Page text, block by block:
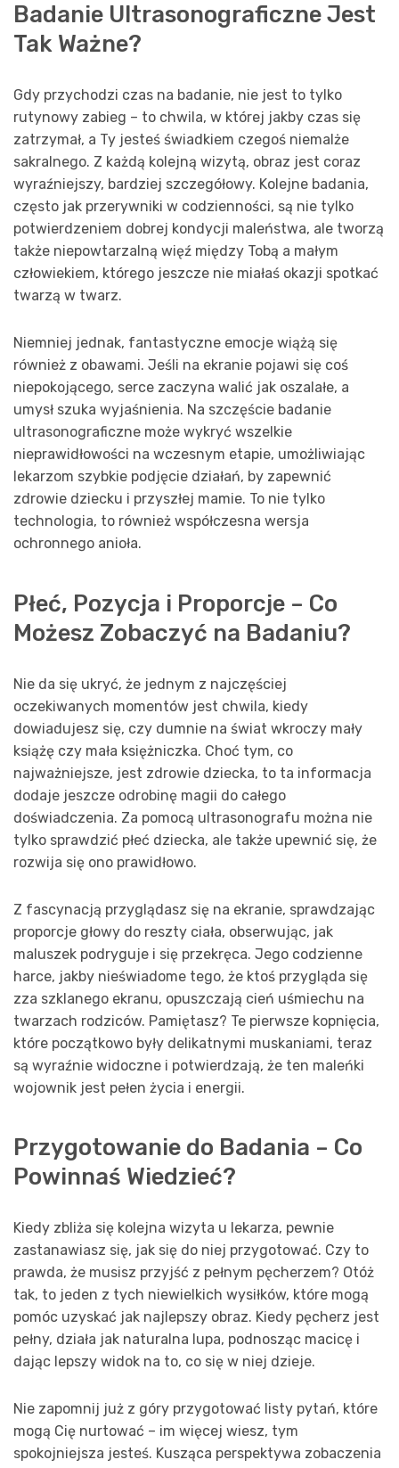
Badanie Ultrasonograficzne Jest
Tak Ważne?
Gdy przychodzi czas na badanie, nie jest to tylko
rutynowy zabieg – to chwila, w której jakby czas się
zatrzymał, a Ty jesteś świadkiem czegoś niemalże
sakralnego. Z każdą kolejną wizytą, obraz jest coraz
wyraźniejszy, bardziej szczegółowy. Kolejne badania,
często jak przerywniki w codzienności, są nie tylko
potwierdzeniem dobrej kondycji maleństwa, ale tworzą
także niepowtarzalną więź między Tobą a małym
człowiekiem, którego jeszcze nie miałaś okazji spotkać
twarzą w twarz.
Niemniej jednak, fantastyczne emocje wiążą się
również z obawami. Jeśli na ekranie pojawi się coś
niepokojącego, serce zaczyna walić jak oszalałe, a
umysł szuka wyjaśnienia. Na szczęście badanie
ultrasonograficzne może wykryć wszelkie
nieprawidłowości na wczesnym etapie, umożliwiając
lekarzom szybkie podjęcie działań, by zapewnić
zdrowie dziecku i przyszłej mamie. To nie tylko
technologia, to również współczesna wersja
ochronnego anioła.
Płeć, Pozycja i Proporcje – Co
Możesz Zobaczyć na Badaniu?
Nie da się ukryć, że jednym z najczęściej
oczekiwanych momentów jest chwila, kiedy
dowiadujesz się, czy dumnie na świat wkroczy mały
książę czy mała księżniczka. Choć tym, co
najważniejsze, jest zdrowie dziecka, to ta informacja
dodaje jeszcze odrobinę magii do całego
doświadczenia. Za pomocą ultrasonografu można nie
tylko sprawdzić płeć dziecka, ale także upewnić się, że
rozwija się ono prawidłowo.
Z fascynacją przyglądasz się na ekranie, sprawdzając
proporcje głowy do reszty ciała, obserwując, jak
maluszek podryguje i się przekręca. Jego codzienne
harce, jakby nieświadome tego, że ktoś przygląda się
zza szklanego ekranu, opuszczają cień uśmiechu na
twarzach rodziców. Pamiętasz? Te pierwsze kopnięcia,
które początkowo były delikatnymi muskaniami, teraz
są wyraźnie widoczne i potwierdzają, że ten maleńki
wojownik jest pełen życia i energii.
Przygotowanie do Badania – Co
Powinnaś Wiedzieć?
Kiedy zbliża się kolejna wizyta u lekarza, pewnie
zastanawiasz się, jak się do niej przygotować. Czy to
prawda, że musisz przyjść z pełnym pęcherzem? Otóż
tak, to jeden z tych niewielkich wysiłków, które mogą
pomóc uzyskać jak najlepszy obraz. Kiedy pęcherz jest
pełny, działa jak naturalna lupa, podnosząc macicę i
dając lepszy widok na to, co się w niej dzieje.
Nie zapomnij już z góry przygotować listy pytań, które
mogą Cię nurtować – im więcej wiesz, tym
spokojniejsza jesteś. Kusząca perspektywa zobaczenia